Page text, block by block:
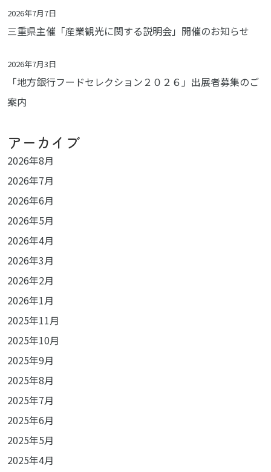
三重県主催「産業観光に関する説明会」開催のお知らせ
2026年7月7日
「地方銀行フードセレクション２０２６」出展者募集のご
案内
2026年7月3日
アーカイブ
2026年8月
2026年7月
2026年6月
2026年5月
2026年4月
2026年3月
2026年2月
2026年1月
2025年11月
2025年10月
2025年9月
2025年8月
2025年7月
2025年6月
2025年5月
2025年4月